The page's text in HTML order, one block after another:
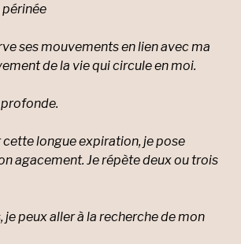
périnée
ses mouvements en lien avec ma
de la vie qui circule en moi.
cette longue expiration, je pose
agacement. Je répète deux ou trois
je peux aller à la recherche de mon